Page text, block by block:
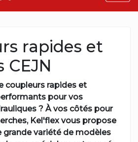
rapides et
CEJN
coupleurs rapides et
pour vos
? À vos côtés pour
Kel'flex vous propose
grande variété de modèles